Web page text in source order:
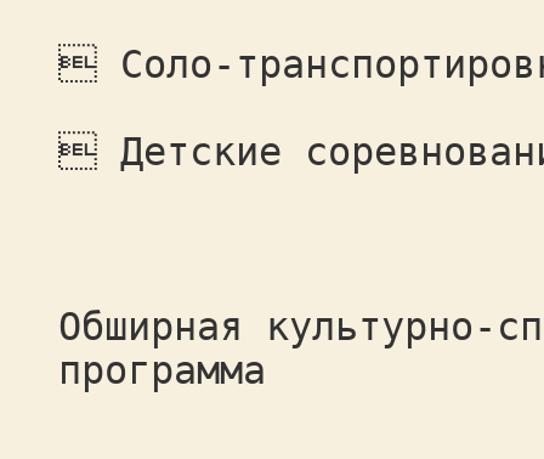
 Соло-
 Детские
Обширная культурно-
программа